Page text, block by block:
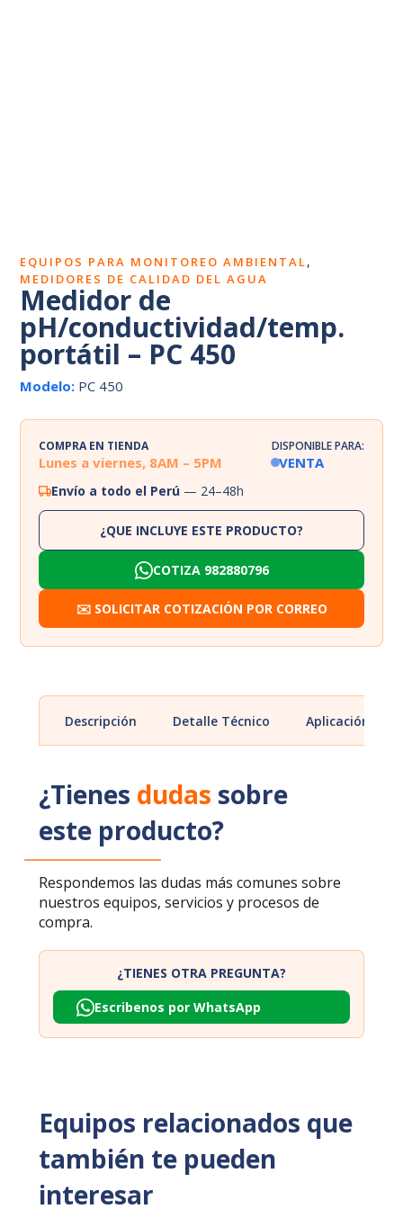
EQUIPOS PARA MONITOREO AMBIENTAL,
MEDIDORES DE CALIDAD DEL AGUA
Medidor de
pH/conductividad/temp.
portátil – PC 450
Modelo: PC 450
COMPRA EN TIENDA
Lunes a viernes, 8AM – 5PM
DISPONIBLE PARA:
VENTA
Envío a todo el Perú — 24–48h
¿QUE INCLUYE ESTE PRODUCTO?
COTIZA 982880796
✉️ SOLICITAR COTIZACIÓN POR CORREO
Descripción Detalle Técnico Aplicación
¿Tienes dudas sobre
este producto?
Respondemos las dudas más comunes sobre
nuestros equipos, servicios y procesos de
compra.
¿TIENES OTRA PREGUNTA?
Escribenos por WhatsApp
Equipos relacionados que
también te pueden
interesar